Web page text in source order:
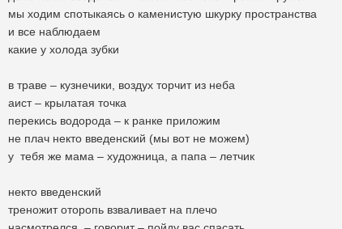
мы ходим спотыкаясь о каменистую шкурку пространства
и все наблюдаем
какие у холода зубки
в траве – кузнечики, воздух торчит из неба
аист – крылатая точка
перекись водорода – к ранке приложим
не плач некто введенский (мы вот не можем)
у тебя же мама – художница, а папа – летчик
некто введенский
треножит оторопь взваливает на плечо